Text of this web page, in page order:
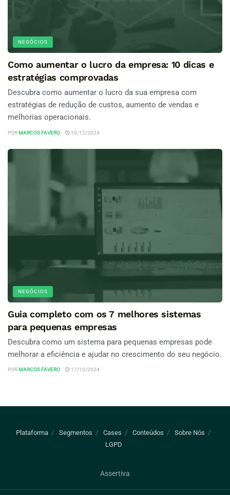
NEGÓCIOS
Como aumentar o lucro da empresa: 10 dicas e
estratégias comprovadas
Descubra como aumentar o lucro da sua empresa com
estratégias de redução de custos, aumento de vendas e
melhorias operacionais.
POR MARCOS FAVERO 10/12/2024
NEGÓCIOS
Guia completo com os 7 melhores sistemas
para pequenas empresas
Descubra como um sistema para pequenas empresas pode
melhorar a eficiência e ajudar no crescimento do seu negócio.
POR MARCOS FAVERO 17/10/2024
Plataforma Segmentos Cases Conteúdos
Sobre Nós
LGPD
Assertiva